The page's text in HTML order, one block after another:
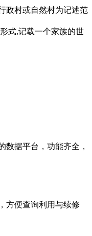
政村或自然村为记述范
式,记载一个家族的世
数据平台，功能齐全，
方便查询利用与续修